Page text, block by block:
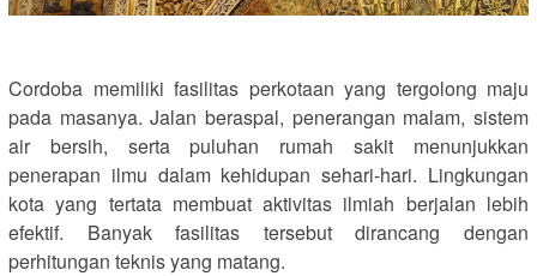
Cordoba memiliki fasilitas perkotaan yang tergolong maju
pada masanya. Jalan beraspal, penerangan malam, sistem
air bersih, serta puluhan rumah sakit menunjukkan
penerapan ilmu dalam kehidupan sehari-hari. Lingkungan
kota yang tertata membuat aktivitas ilmiah berjalan lebih
efektif. Banyak fasilitas tersebut dirancang dengan
perhitungan teknis yang matang.